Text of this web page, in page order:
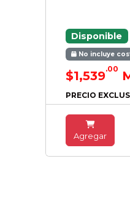
Disponible
No incluye
$1,539.00
PRECIO
Agregar